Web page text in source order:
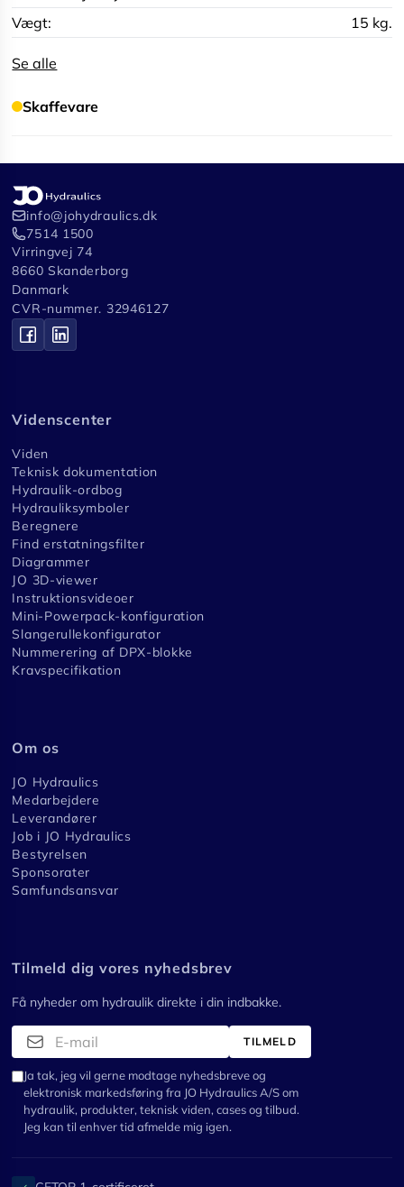
Vægt:
15 kg.
Se alle
Skaffevare
info@johydraulics.dk
7514 1500
Virringvej 74
8660 Skanderborg
Danmark
CVR-nummer. 32946127
Videnscenter
Viden
Teknisk dokumentation
Hydraulik-ordbog
Hydrauliksymboler
Beregnere
Find erstatningsfilter
Diagrammer
JO 3D-viewer
Instruktionsvideoer
Mini-Powerpack-konfiguration
Slangerullekonfigurator
Nummerering af DPX-blokke
Kravspecifikation
Om os
JO Hydraulics
Medarbejdere
Leverandører
Job i JO Hydraulics
Bestyrelsen
Sponsorater
Samfundsansvar
Tilmeld dig vores nyhedsbrev
Få nyheder om hydraulik direkte i din indbakke.
TILMELD
Ja tak, jeg vil gerne modtage nyhedsbreve og
elektronisk markedsføring fra JO Hydraulics A/S om
hydraulik, produkter, teknisk viden, cases og tilbud.
Jeg kan til enhver tid afmelde mig igen.